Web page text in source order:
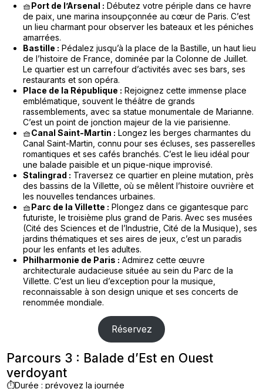
🧺Port de l’Arsenal : Débutez votre périple dans ce havre
de paix, une marina insoupçonnée au cœur de Paris. C’est
un lieu charmant pour observer les bateaux et les péniches
amarrées.
Bastille : Pédalez jusqu’à la place de la Bastille, un haut lieu
de l’histoire de France, dominée par la Colonne de Juillet.
Le quartier est un carrefour d’activités avec ses bars, ses
restaurants et son opéra.
Place de la République : Rejoignez cette immense place
emblématique, souvent le théâtre de grands
rassemblements, avec sa statue monumentale de Marianne.
C’est un point de jonction majeur de la vie parisienne.
🧺Canal Saint-Martin : Longez les berges charmantes du
Canal Saint-Martin, connu pour ses écluses, ses passerelles
romantiques et ses cafés branchés. C’est le lieu idéal pour
une balade paisible et un pique-nique improvisé.
Stalingrad : Traversez ce quartier en pleine mutation, près
des bassins de la Villette, où se mêlent l’histoire ouvrière et
les nouvelles tendances urbaines.
🧺Parc de la Villette : Plongez dans ce gigantesque parc
futuriste, le troisième plus grand de Paris. Avec ses musées
(Cité des Sciences et de l’Industrie, Cité de la Musique), ses
jardins thématiques et ses aires de jeux, c’est un paradis
pour les enfants et les adultes.
Philharmonie de Paris : Admirez cette œuvre
architecturale audacieuse située au sein du Parc de la
Villette. C’est un lieu d’exception pour la musique,
reconnaissable à son design unique et ses concerts de
renommée mondiale.
Réservez
Parcours 3 : Balade d’Est en Ouest
verdoyant
⏱️Durée : prévoyez la journée